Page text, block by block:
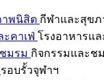
พนิสิต กีฬาและสุข
คาเฟ่ โรงอาหารแล
มรม กิจกรรมและช
รอบรั้วจุฬาฯ